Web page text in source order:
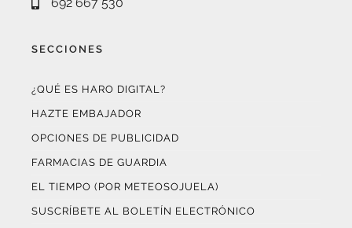
SECCIONES
¿QUÉ ES HARO DIGITAL?
HAZTE EMBAJADOR
OPCIONES DE PUBLICIDAD
FARMACIAS DE GUARDIA
EL TIEMPO (POR METEOSOJUELA)
SUSCRÍBETE AL BOLETÍN ELECTRÓNICO